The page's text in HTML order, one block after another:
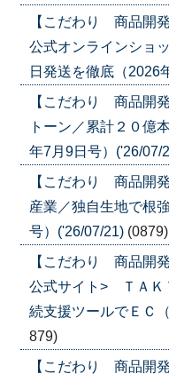
【こだわり 商品開
公式オンラインショ
日発送を徹底（2026
【こだわり 商品開
トーン／累計２０億
年7月9日号）('26/07/
【こだわり 商品開
産業／独自生地で根
号）('26/07/21) (0879)
【こだわり 商品開
公式サイト> ＴＡＫ
続支援ツールでＥＣ
879)
【こだわり 商品